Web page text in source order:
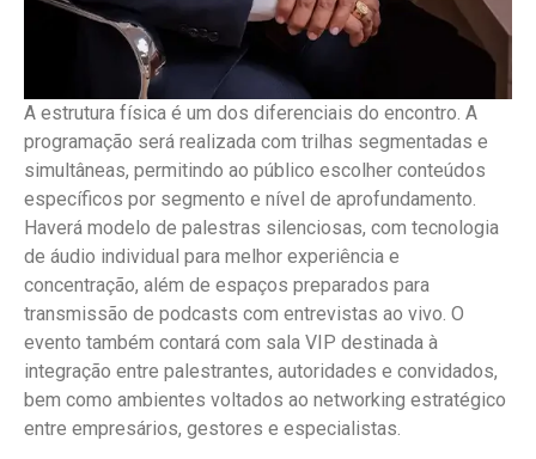
A estrutura física é um dos diferenciais do encontro. A
programação será realizada com trilhas segmentadas e
simultâneas, permitindo ao público escolher conteúdos
específicos por segmento e nível de aprofundamento.
Haverá modelo de palestras silenciosas, com tecnologia
de áudio individual para melhor experiência e
concentração, além de espaços preparados para
transmissão de podcasts com entrevistas ao vivo. O
evento também contará com sala VIP destinada à
integração entre palestrantes, autoridades e convidados,
bem como ambientes voltados ao networking estratégico
entre empresários, gestores e especialistas.